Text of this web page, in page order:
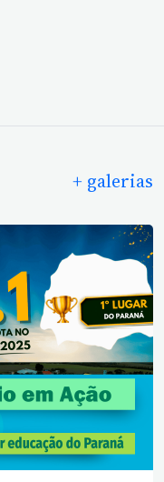
+ galerias